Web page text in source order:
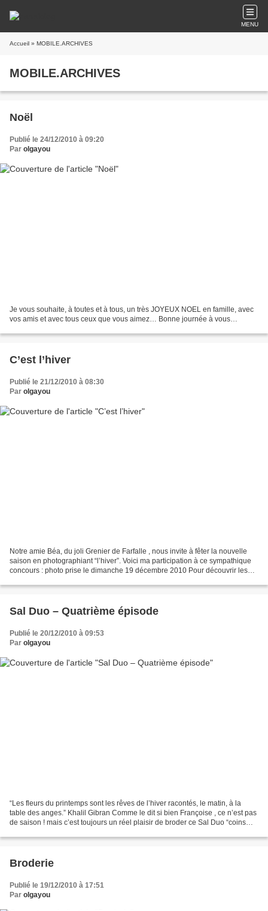
MENU
Accueil » MOBILE.ARCHIVES
MOBILE.ARCHIVES
Noël
Publié le 24/12/2010 à 09:20
Par olgayou
Je vous souhaite, à toutes et à tous, un très JOYEUX NOEL en famille, avec
vos amis et avec tous ceux que vous aimez… Bonne journée à vous…
C’est l’hiver
Publié le 21/12/2010 à 08:30
Par olgayou
Notre amie Béa, du joli Grenier de Farfalle , nous invite à fêter la nouvelle
saison en photographiant “l’hiver”. Voici ma participation à ce sympathique
concours : photo prise le dimanche 19 décembre 2010 Pour découvrir les
Sal Duo – Quatrième épisode
Publié le 20/12/2010 à 09:53
Par olgayou
“Les fleurs du printemps sont les rêves de l’hiver racontés, le matin, à la
table des anges.” Khalil Gibran Comme le dit si bien Françoise , ce n’est pas
de saison ! mais c’est toujours un réel plaisir de broder ce Sal Duo “coins…
Broderie
Publié le 19/12/2010 à 17:51
Par olgayou